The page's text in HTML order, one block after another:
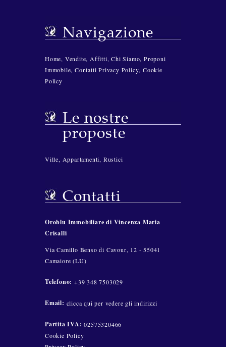
Navigazione
Home, Vendite, Affitti,Chi Siamo,Proponi
Immobile,Contatti Privacy Policy,Cookie
Policy
Le nostre
proposte
Ville, Appartamenti, Rustici
Contatti
Oroblu Immobiliare di Vincenza Maria
Crisalli
Via Camillo Benso di Cavour, 12 - 55041
Camaiore (LU)
Telefono: +39 348 7503029
Email: clicca qui per vedere gli indirizzi
Partita IVA:02575320466
Cookie Policy